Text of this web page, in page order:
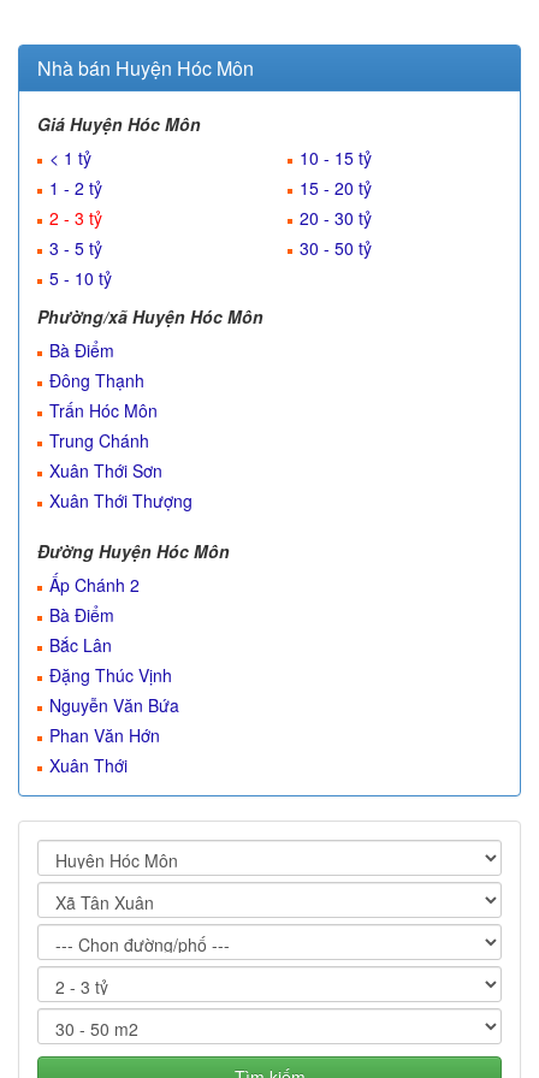
Nhà bán Huyện Hóc Môn
Giá Huyện Hóc Môn
< 1 tỷ
1 - 2 tỷ
2 - 3 tỷ
3 - 5 tỷ
5 - 10 tỷ
10 - 15 tỷ
15 - 20 tỷ
20 - 30 tỷ
30 - 50 tỷ
Phường/xã Huyện Hóc Môn
Bà Điểm
Đông Thạnh
Trấn Hóc Môn
Trung Chánh
Xuân Thới Sơn
Xuân Thới Thượng
Đường Huyện Hóc Môn
Ấp Chánh 2
Bà Điểm
Bắc Lân
Đặng Thúc Vịnh
Nguyễn Văn Bứa
Phan Văn Hớn
Xuân Thới